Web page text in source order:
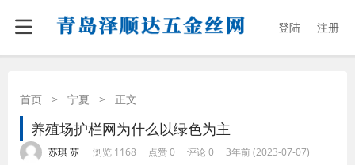
登陆 注册
首页 > 宁夏 > 正文
养殖场护栏网为什么以绿色为主
苏琪 苏 浏览 1168 点赞 0 评论 0 3年前 (2023-07-07)